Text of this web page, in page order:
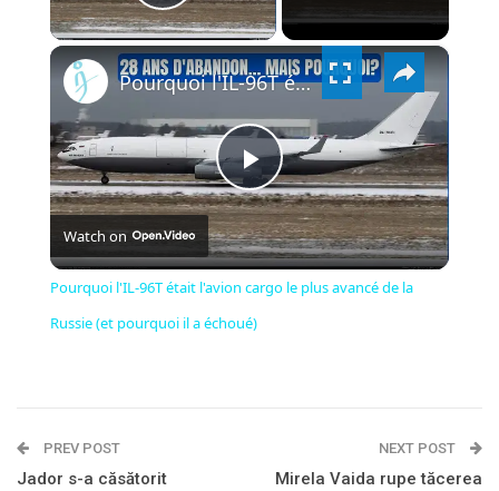
PLAY
VIDEO
×
PLAY
VIDEO
Pourquoi l'IL-96T était l'avion cargo le plus avancé de la Russie (et pourquoi il a échoué)
Watch on
Pourquoi l'IL-96T était l'avion cargo le plus avancé de la
Russie (et pourquoi il a échoué)
PREV POST
Jador s-a căsătorit
NEXT POST
Mirela Vaida rupe tăcerea